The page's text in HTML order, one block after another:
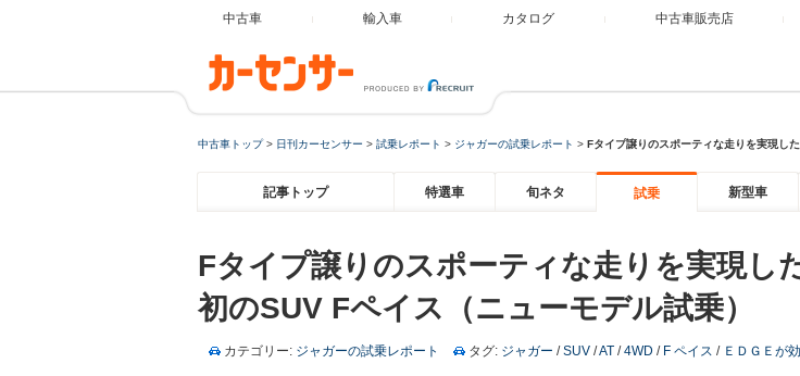
中古車 輸入車 カタログ 中古車販売店
中古車トップ> 日刊カーセンサー > 試乗レポート > ジャガーの試乗レポート > Fタイプ譲りのスポーティな走りを実現し
記事トップ 特選車 旬ネタ 試乗 新型車
Fタイプ譲りのスポーティな走りを実現し
初のSUV Fペイス（ニューモデル試乗）
カテゴリー: ジャガーの試乗レポート タグ: ジャガー /SUV /AT /4WD / F ペイス / ＥＤＧＥが